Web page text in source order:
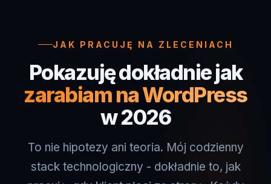
Pokazuję dokładnie jak
zarabiam na WordPress
w 2026
To nie hipotezy ani teoria. Mój codzienny
stack technologiczny - dokładnie to, jak
pracuję, gdy klient płaci za stronę. Każdy
etap procesu na realnych zleceniach.